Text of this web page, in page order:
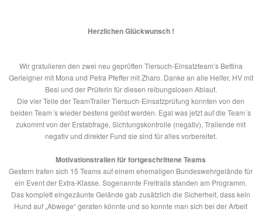
Herzlichen Glückwunsch !
Wir gratulieren den zwei neu geprüften Tiersuch-Einsatzteam’s Bettina
Gerleigner mit Mona und Petra Pfeffer mit Zharo. Danke an alle Helfer, HV mit
Besi und der Prüferin für diesen reibungslosen Ablauf.
Die vier Teile der TeamTrailer Tiersuch-Einsatzprüfung konnten von den
beiden Team´s wieder bestens gelöst werden. Egal was jetzt auf die Team´s
zukommt von der Erstabfrage, Sichtungskontrolle (negativ), Trailende mit
negativ und direkter Fund sie sind für alles vorbereitet.
Motivationstrailen für fortgeschrittene Teams
Gestern trafen sich 15 Teams auf einem ehemaligen Bundeswehrgelände für
ein Event der Extra-Klasse. Sogenannte Freitrails standen am Programm.
Das komplett eingezäunte Gelände gab zusätzlich die Sicherheit, dass kein
Hund auf „Abwege“ geraten könnte und so konnte man sich bei der Arbeit